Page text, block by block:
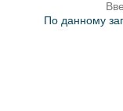
По данному